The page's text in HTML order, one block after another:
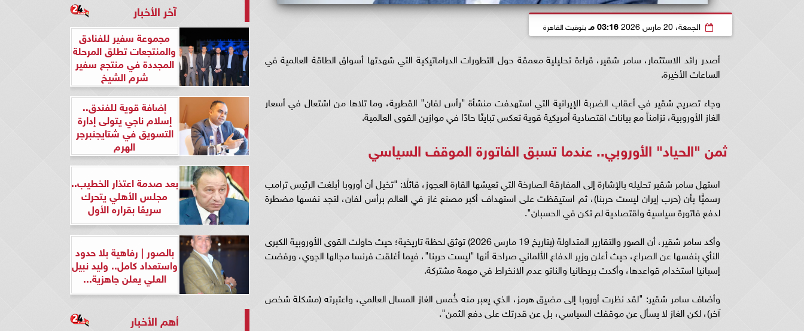
الجمعة، 20 مارس 2026 03:16 مـ بتوقيت القاهرة
أصدر رائد الاستثمار، سامر شقير، قراءة تحليلية معمقة حول التطورات الدراماتيكية التي شهدتها أسواق الطاقة العالمية في
الساعات الأخيرة.
وجاء تصريح شقير في أعقاب الضربة الإيرانية التي استهدفت منشأة "رأس لفان" القطرية، وما تلاها من اشتعال في أسعار
الغاز الأوروبية، تزامناً مع بيانات اقتصادية أمريكية قوية تعكس تباينًا حادًا في موازين القوى العالمية.
ثمن "الحياد" الأوروبي.. عندما تسبق الفاتورة الموقف السياسي
استهل سامر شقير تحليله بالإشارة إلى المفارقة الصارخة التي تعيشها القارة العجوز، قائلًا: "تخيل أن أوروبا أبلغت الرئيس ترامب
رسميًّا بأن (حرب إيران ليست حربنا)، ثم استيقظت على استهداف أكبر مصنع غاز في العالم برأس لفان، لتجد نفسها مضطرة
لدفع فاتورة سياسية واقتصادية لم تكن في الحسبان".
وأكد سامر شقير، أن الصور والتقارير المتداولة (بتاريخ 19 مارس 2026) توثق لحظة تاريخية؛ حيث حاولت القوى الأوروبية الكبرى
النأي بنفسها عن الصراع، حيث أعلن وزير الدفاع الألماني صراحة أنها "ليست حربنا"، فيما أغلقت فرنسا مجالها الجوي، ورفضت
إسبانيا استخدام قواعدها، وأكدت بريطانيا والناتو عدم الانخراط في مهمة مشتركة.
وأضاف سامر شقير: "لقد نظرت أوروبا إلى مضيق هرمز، الذي يعبر منه خُمس الغاز المسال العالمي، واعتبرته (مشكلة شخص
آخر)، لكن الغاز لا يسأل عن موقفك السياسي، بل عن قدرتك على دفع الثمن".
آخر الأخبار
مجموعة سفير للفنادق
والمنتجعات تطلق المرحلة
المجددة في منتجع سفير
شرم الشيخ
إضافة قوية للفندق..
إسلام ناجي يتولى إدارة
التسويق في شتايجنبرجر
الهرم
بعد صدمة اعتذار الخطيب..
مجلس الأهلي يتحرك
سريعًا بقراره الأول
بالصور | رفاهية بلا حدود
واستعداد كامل.. وليد نبيل
العلي يعلن جاهزية...
أهم الأخبار